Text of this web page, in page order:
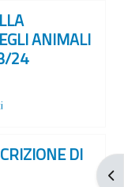
ANIMALI
24
DI